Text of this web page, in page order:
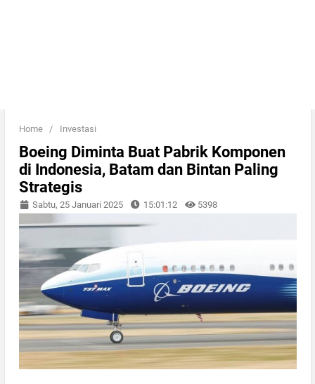
Home / Investasi
Boeing Diminta Buat Pabrik Komponen
di Indonesia, Batam dan Bintan Paling
Strategis
Sabtu, 25 Januari 2025 15:01:12 5398